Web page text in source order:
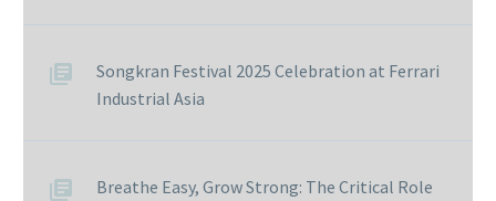
Songkran Festival 2025 Celebration at Ferrari
Industrial Asia
Breathe Easy, Grow Strong: The Critical Role